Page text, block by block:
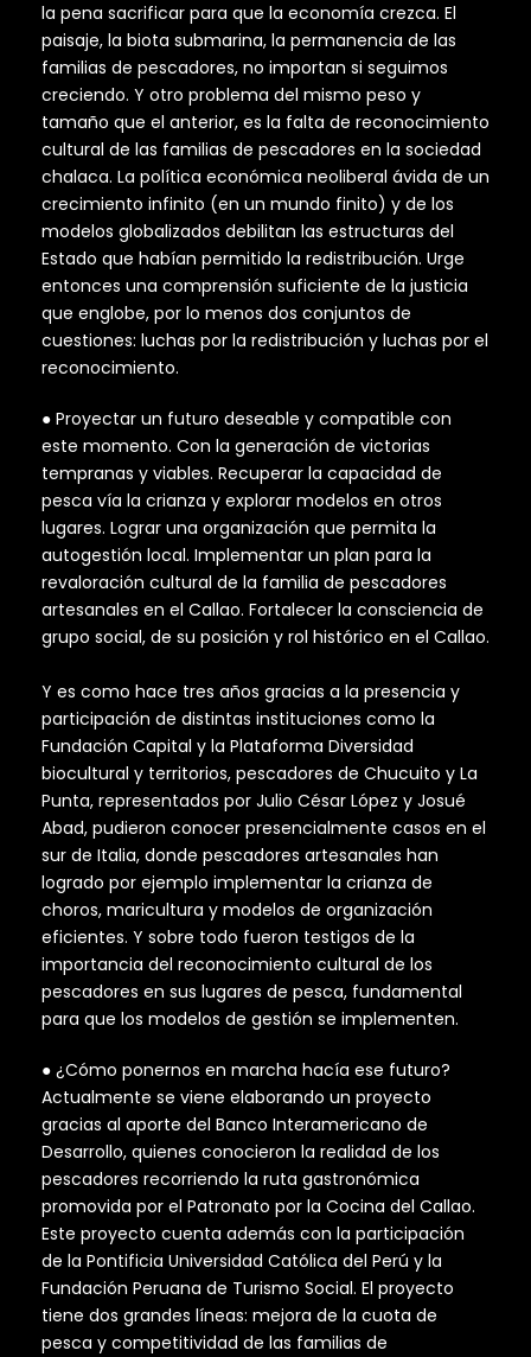
la pena sacrificar para que la economía crezca. El
paisaje, la biota submarina, la permanencia de las
familias de pescadores, no importan si seguimos
creciendo. Y otro problema del mismo peso y
tamaño que el anterior, es la falta de reconocimiento
cultural de las familias de pescadores en la sociedad
chalaca. La política económica neoliberal ávida de un
crecimiento infinito (en un mundo finito) y de los
modelos globalizados debilitan las estructuras del
Estado que habían permitido la redistribución. Urge
entonces una comprensión suficiente de la justicia
que englobe, por lo menos dos conjuntos de
cuestiones: luchas por la redistribución y luchas por el
reconocimiento.
● Proyectar un futuro deseable y compatible con
este momento. Con la generación de victorias
tempranas y viables. Recuperar la capacidad de
pesca vía la crianza y explorar modelos en otros
lugares. Lograr una organización que permita la
autogestión local. Implementar un plan para la
revaloración cultural de la familia de pescadores
artesanales en el Callao. Fortalecer la consciencia de
grupo social, de su posición y rol histórico en el Callao.
Y es como hace tres años gracias a la presencia y
participación de distintas instituciones como la
Fundación Capital y la Plataforma Diversidad
biocultural y territorios, pescadores de Chucuito y La
Punta, representados por Julio César López y Josué
Abad, pudieron conocer presencialmente casos en el
sur de Italia, donde pescadores artesanales han
logrado por ejemplo implementar la crianza de
choros, maricultura y modelos de organización
eficientes. Y sobre todo fueron testigos de la
importancia del reconocimiento cultural de los
pescadores en sus lugares de pesca, fundamental
para que los modelos de gestión se implementen.
● ¿Cómo ponernos en marcha hacía ese futuro?
Actualmente se viene elaborando un proyecto
gracias al aporte del Banco Interamericano de
Desarrollo, quienes conocieron la realidad de los
pescadores recorriendo la ruta gastronómica
promovida por el Patronato por la Cocina del Callao.
Este proyecto cuenta además con la participación
de la Pontificia Universidad Católica del Perú y la
Fundación Peruana de Turismo Social. El proyecto
tiene dos grandes líneas: mejora de la cuota de
pesca y competitividad de las familias de